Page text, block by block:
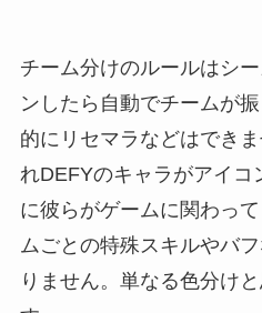
チーム分けのルールはシ
ンしたら自動でチームが
的にリセマラなどはでき
れDEFYのキャラがアイコ
に彼らがゲームに関わっ
ムごとの特殊スキルやバ
りません。単なる色分け